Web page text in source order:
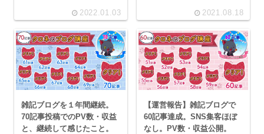
2022.01.03 2021.08.18
雑記ブログを１年間継続。
70記事投稿でのPV数・収益
と、継続して感じたこと。
【運営報告】雑記ブログで
60記事達成。SNS集客ほぼ
なし。PV数・収益公開。